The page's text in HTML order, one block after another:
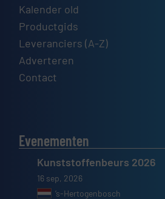
Kalender old
Productgids
Leveranciers (A-Z)
Adverteren
Contact
Evenementen
Kunststoffenbeurs 2026
16 sep, 2026
’s-Hertogenbosch